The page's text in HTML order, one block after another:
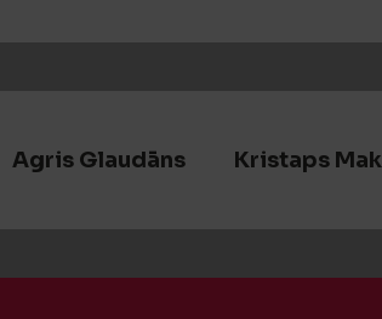
Agris Glaudāns Kristaps